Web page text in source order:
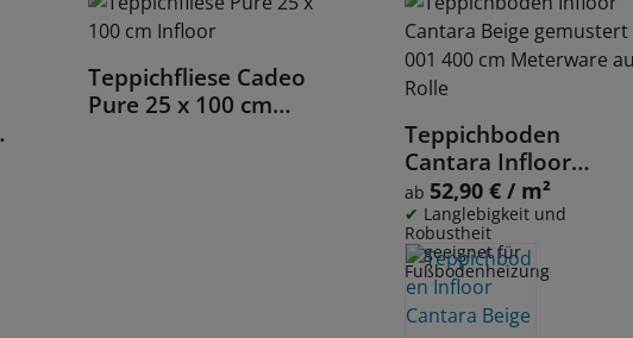
Details
Teppichfliese Cadeo
Pure 25 x 100 cm
Details
Teppichboden
Cantara Infloor
Meterware auf Rolle
Regulärer Preis:
ab 52,90 € / m²
Langlebigkeit und
Robustheit
geeignet für
Fußbodenheizung